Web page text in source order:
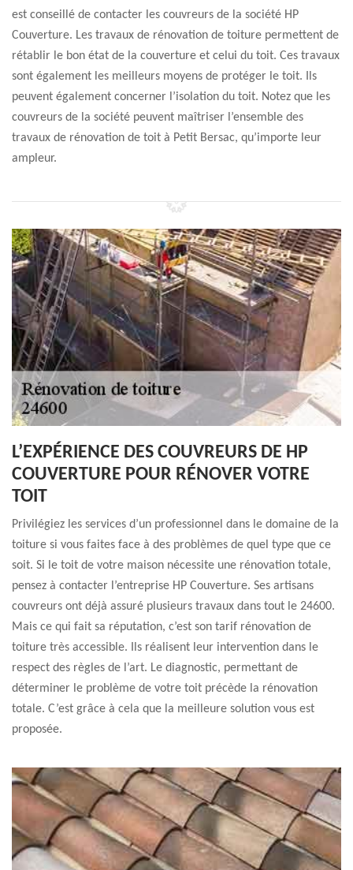
est conseillé de contacter les couvreurs de la société HP
Couverture. Les travaux de rénovation de toiture permettent de
rétablir le bon état de la couverture et celui du toit. Ces travaux
sont également les meilleurs moyens de protéger le toit. Ils
peuvent également concerner l’isolation du toit. Notez que les
couvreurs de la société peuvent maîtriser l’ensemble des
travaux de rénovation de toit à Petit Bersac, qu’importe leur
ampleur.
L’EXPÉRIENCE DES COUVREURS DE HP
COUVERTURE POUR RÉNOVER VOTRE
TOIT
Privilégiez les services d’un professionnel dans le domaine de la
toiture si vous faites face à des problèmes de quel type que ce
soit. Si le toit de votre maison nécessite une rénovation totale,
pensez à contacter l’entreprise HP Couverture. Ses artisans
couvreurs ont déjà assuré plusieurs travaux dans tout le 24600.
Mais ce qui fait sa réputation, c’est son tarif rénovation de
toiture très accessible. Ils réalisent leur intervention dans le
respect des règles de l’art. Le diagnostic, permettant de
déterminer le problème de votre toit précède la rénovation
totale. C’est grâce à cela que la meilleure solution vous est
proposée.